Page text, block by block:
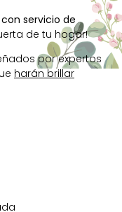
servicio de
de tu hogar!
por expertos
harán brillar